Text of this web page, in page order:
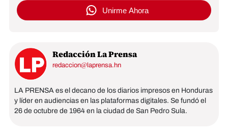
Unirme Ahora
Redacción La Prensa
redaccion@laprensa.hn
LA PRENSA es el decano de los diarios impresos en Honduras
y líder en audiencias en las plataformas digitales. Se fundó el
26 de octubre de 1964 en la ciudad de San Pedro Sula.